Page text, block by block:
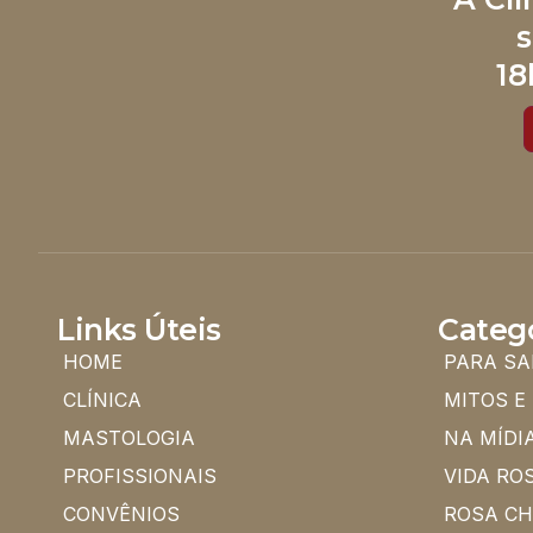
Links Úteis
HOME
CLÍNICA
MASTOLOGIA
PROFISSIONAIS
CONVÊNIOS
PARA
MITOS E
NA
VIDA
ROSA